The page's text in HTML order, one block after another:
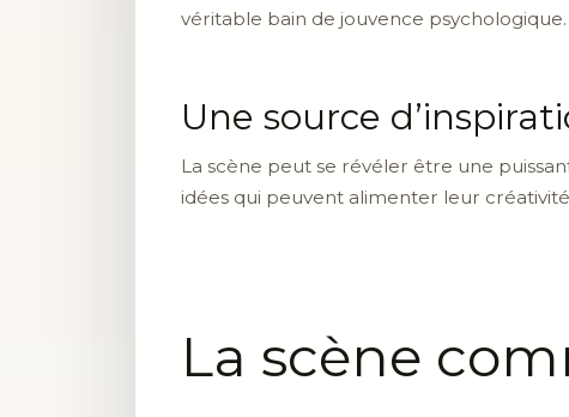
véritable bain de jouvence psychologique.
Une source
La scène peut se révéler être une
idées qui peuvent alimenter leur
La scène